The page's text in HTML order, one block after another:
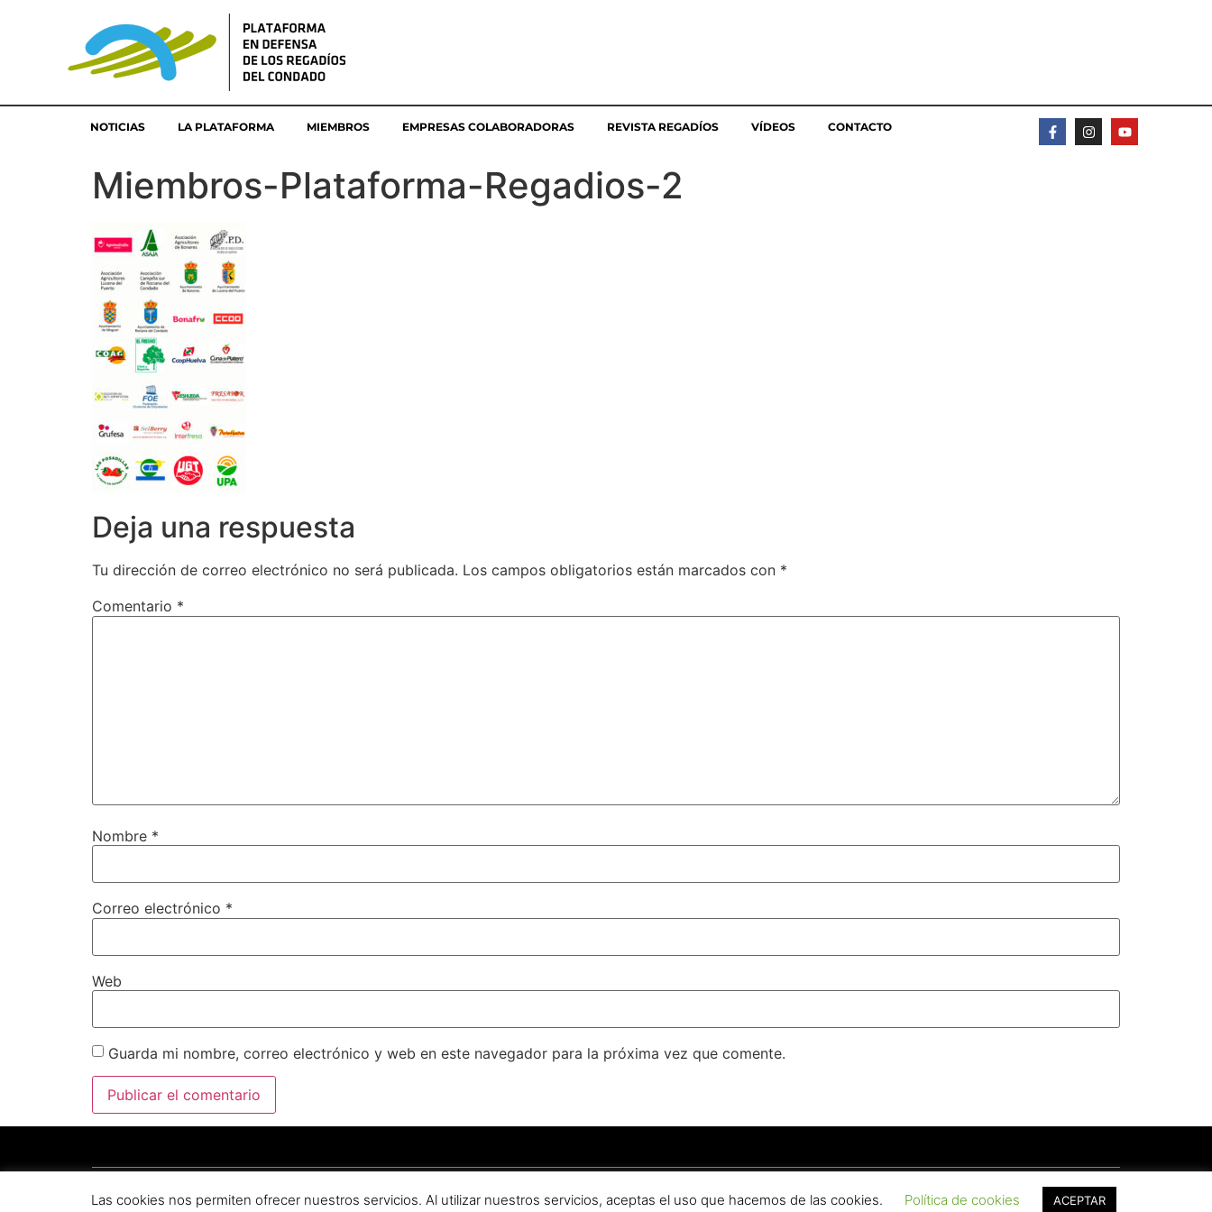
NOTICIAS LA PLATAFORMA MIEMBROS EMPRESAS COLABORADORAS REVISTA REGADÍOS VÍDEOS CONTACTO
Miembros-Plataforma-Regadios-2
Deja una respuesta
Tu dirección de correo electrónico no será publicada. Los campos obligatorios están marcados con *
Comentario *
Nombre *
Correo electrónico *
Web
Guarda mi nombre, correo electrónico y web en este navegador para la próxima vez que comente.
Las cookies nos permiten ofrecer nuestros servicios. Al utilizar nuestros servicios, aceptas el uso que hacemos de las cookies. Política de cookies ACEPTAR